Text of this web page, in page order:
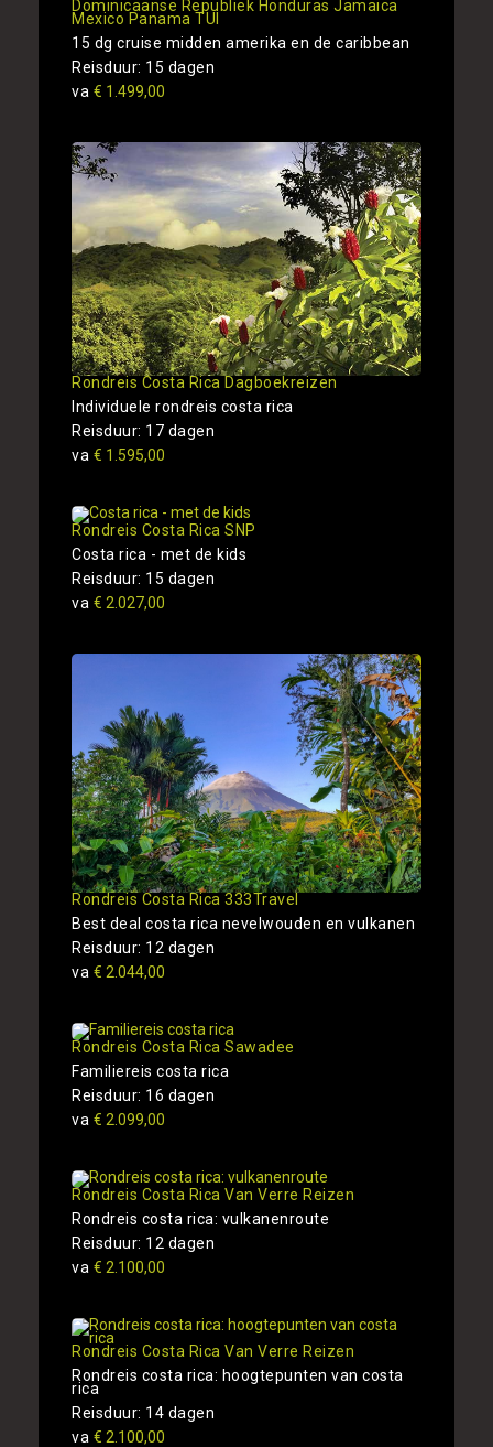
Dominicaanse Republiek Honduras Jamaica
Mexico Panama TUI
15 dg cruise midden amerika en de caribbean
Reisduur: 15 dagen
va € 1.499,00
Rondreis Costa Rica Dagboekreizen
Individuele rondreis costa rica
Reisduur: 17 dagen
va € 1.595,00
Rondreis Costa Rica SNP
Costa rica - met de kids
Reisduur: 15 dagen
va € 2.027,00
Rondreis Costa Rica 333Travel
Best deal costa rica nevelwouden en vulkanen
Reisduur: 12 dagen
va € 2.044,00
Rondreis Costa Rica Sawadee
Familiereis costa rica
Reisduur: 16 dagen
va € 2.099,00
Rondreis Costa Rica Van Verre Reizen
Rondreis costa rica: vulkanenroute
Reisduur: 12 dagen
va € 2.100,00
Rondreis Costa Rica Van Verre Reizen
Rondreis costa rica: hoogtepunten van costa
rica
Reisduur: 14 dagen
va € 2.100,00